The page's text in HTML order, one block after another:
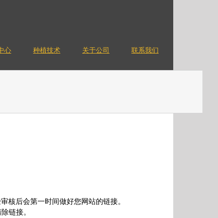
心 种植技术 关于公司 联系我们
核后会第一时间做好您网站的链接。
链接。